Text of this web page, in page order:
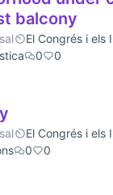
balcony
El Congrés i els
0 0
El Congrés i els
0 0